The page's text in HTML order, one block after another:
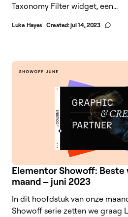
Taxonomy Filter widget, een...
Luke Hayes Created:jul 14, 2023
Elementor Showoff: Beste
maand – juni 2023
In dit hoofdstuk van onze
Showoff serie zetten we graag